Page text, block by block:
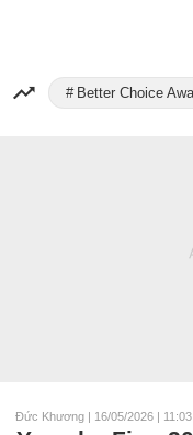
Better Choice
Đức Khương | 16/05/2026 | 11:03